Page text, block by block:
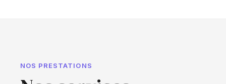
NOS PRESTATIONS